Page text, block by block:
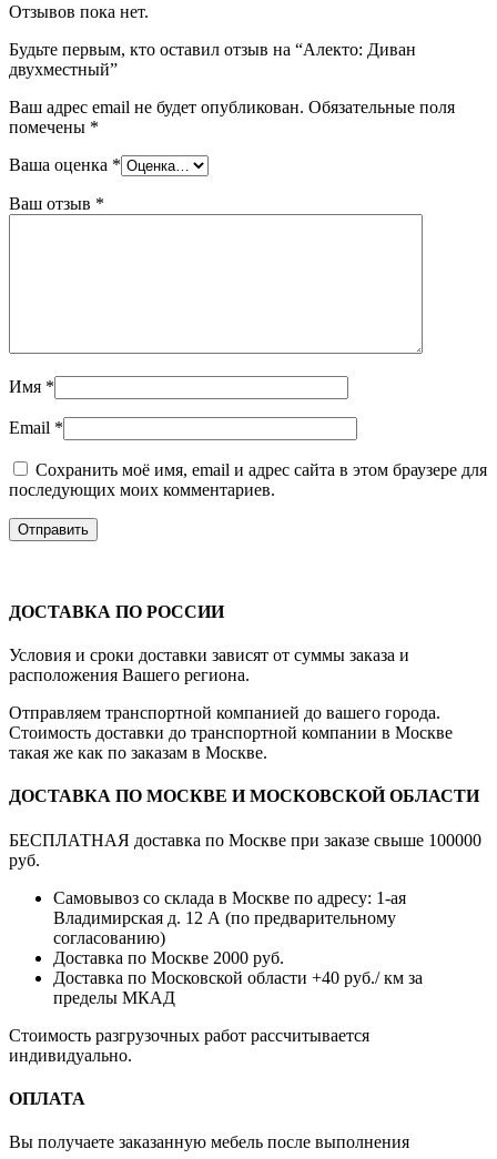
Отзывов пока нет.
Будьте первым, кто оставил отзыв на “Алекто: Диван
двухместный”
Ваш адрес email не будет опубликован. Обязательные поля
помечены *
Ваша оценка *
Ваш отзыв *
Имя *
Email *
Сохранить моё имя, email и адрес сайта в этом браузере для
последующих моих комментариев.
ДОСТАВКА ПО РОССИИ
Условия и сроки доставки зависят от суммы заказа и
расположения Вашего региона.
Отправляем транспортной компанией до вашего города.
Стоимость доставки до транспортной компании в Москве
такая же как по заказам в Москве.
ДОСТАВКА ПО МОСКВЕ И МОСКОВСКОЙ ОБЛАСТИ
БЕСПЛАТНАЯ доставка по Москве при заказе свыше 100000
руб.
Самовывоз со склада в Москве по адресу: 1-ая
Владимирская д. 12 А (по предварительному
согласованию)
Доставка по Москве 2000 руб.
Доставка по Московской области +40 руб./ км за
пределы МКАД
Стоимость разгрузочных работ рассчитывается
индивидуально.
ОПЛАТА
Вы получаете заказанную мебель после выполнения